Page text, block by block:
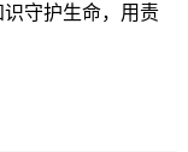
守护生命，用责